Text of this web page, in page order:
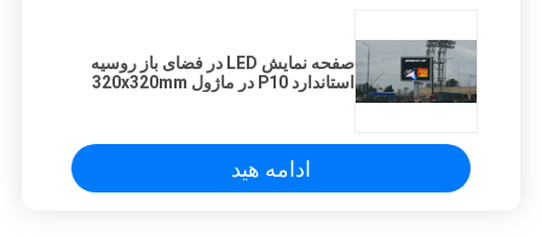
صفحه نمایش LED در فضای باز روسیه
استاندارد P10 در ماژول 320x320mm
ادامه هید